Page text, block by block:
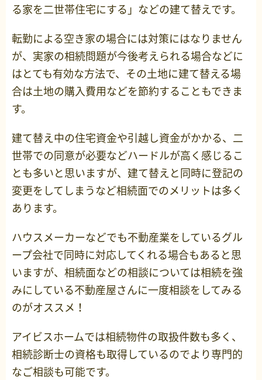
る家を二世帯住宅にする」などの建て替えです。
転勤による空き家の場合には対策にはなりません
が、実家の相続問題が今後考えられる場合などに
はとても有効な方法で、その土地に建て替える場
合は土地の購入費用などを節約することもできま
す。
建て替え中の住宅資金や引越し資金がかかる、二
世帯での同意が必要などハードルが高く感じるこ
とも多いと思いますが、建て替えと同時に登記の
変更をしてしまうなど相続面でのメリットは多く
あります。
ハウスメーカーなどでも不動産業をしているグル
ープ会社で同時に対応してくれる場合もあると思
いますが、相続面などの相談については相続を強
みにしている不動産屋さんに一度相談をしてみる
のがオススメ！
アイビスホームでは相続物件の取扱件数も多く、
相続診断士の資格も取得しているのでより専門的
なご相談も可能です。